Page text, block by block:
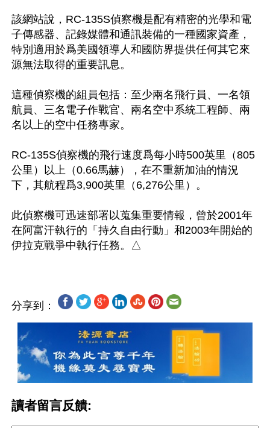
該網站說，RC-135S偵察機是配有精密的光學和電
子傳感器、記錄媒體和通訊裝備的一種國家資產，
特別適用於爲美國領導人和國防界提供任何其它來
源無法取得的重要訊息。
這種偵察機的組員包括：至少兩名飛行員、一名領
航員、三名電子作戰官、兩名空中系統工程師、兩
名以上的空中任務專家。
RC-135S偵察機的飛行速度爲每小時500英里（805
公里）以上（0.66馬赫），在不重新加油的情況
下，其航程爲3,900英里（6,276公里）。
此偵察機可迅速部署以蒐集重要情報，曾於2001年
在阿富汗執行的「持久自由行動」和2003年開始的
分享到：
讀者留言反饋: